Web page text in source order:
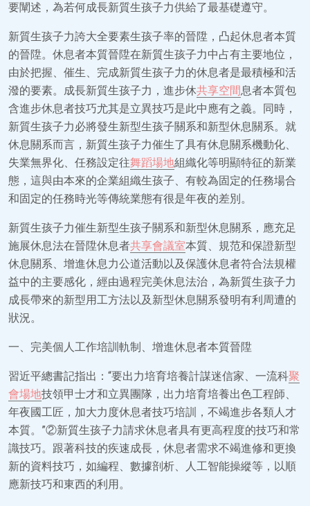
要闡述，為若何成長新質生孩子力供給了最基礎遵守。
新質生孩子力誇大全要素生孩子率的晉陞，凸起休息者本質
的晉陞。休息者本質晉陞在新質生孩子力中占有主要地位，
由於把握、催生、完成新質生孩子力的休息者是最積極和活
潑的要素。成長新質生孩子力，進步休共享空間息者本質包
含進步休息者技巧尤其是立異技巧是此中應有之義。同時，
新質生孩子力必將發生新型生孩子關系和新型休息關系。就
休息關系而言，新質生孩子力催生了具有休息關系機動化、
失業無界化、任務設定往舞蹈場地組織化等明顯特征的新業
態，這與由本來的企業組織生孩子、有較為固定的任務場合
和固定的任務時光等傳統業態有很是年夜的差別。
新質生孩子力催生新型生孩子關系和新型休息關系，應充足
施展休息法在晉陞休息者共享會議室本質、規范和保證新型
休息關系、增進休息力公道活動以及保護休息者符合法規權
益中的主要感化，經由過程完美休息法治，為新質生孩子力
成長帶來的新型用工方法以及新型休息關系發明有利周遭的
狀況。
一、完美個人工作培訓軌制、增進休息者本質晉陞
習近平總書記指出：“要出力培育培養計謀迷信家、一流科聚
會場地技領甲士才和立異團隊，出力培育培養出色工程師、
年夜國工匠，加大力度休息者技巧培訓，不竭進步各類人才
本質。”②新質生孩子力請求休息者具有更高程度的技巧和常
識技巧。跟著科技的疾速成長，休息者需求不竭進修和更換
新的資料技巧，如編程、數據剖析、人工智能操縱等，以順
應新技巧和東西的利用。